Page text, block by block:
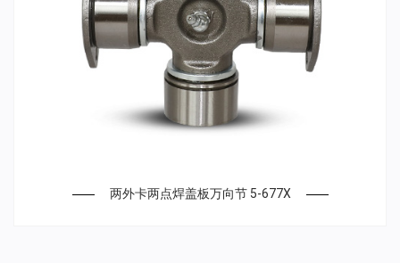
两外卡两点焊盖板万向节 5-677X